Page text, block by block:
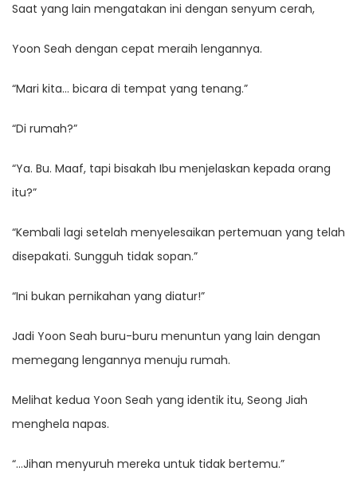
Saat yang lain mengatakan ini dengan senyum cerah,
Yoon Seah dengan cepat meraih lengannya.
“Mari kita… bicara di tempat yang tenang.”
“Di rumah?”
“Ya. Bu. Maaf, tapi bisakah Ibu menjelaskan kepada orang
itu?”
“Kembali lagi setelah menyelesaikan pertemuan yang telah
disepakati. Sungguh tidak sopan.”
“Ini bukan pernikahan yang diatur!”
Jadi Yoon Seah buru-buru menuntun yang lain dengan
memegang lengannya menuju rumah.
Melihat kedua Yoon Seah yang identik itu, Seong Jiah
menghela napas.
“…Jihan menyuruh mereka untuk tidak bertemu.”